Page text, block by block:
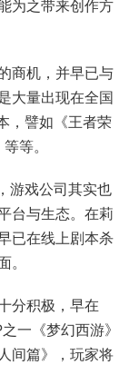
为之带来创作方
商机，并早已与
大量出现在全国
，譬如《王者荣
等。
游戏公司其实也
台与生态。在莉
已在线上剧本杀
。
分积极，早在
一《梦幻西游》
间篇》，玩家将